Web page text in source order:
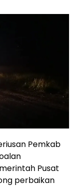
Pemkab
Pusat
perbaikan